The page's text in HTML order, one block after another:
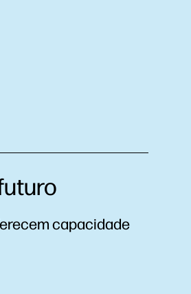
capacidade